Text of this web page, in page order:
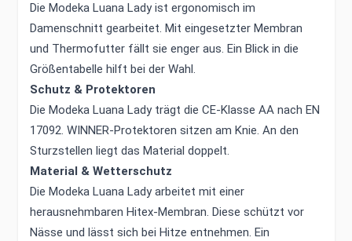
Die Modeka Luana Lady ist ergonomisch im
Damenschnitt gearbeitet. Mit eingesetzter Membran
und Thermofutter fällt sie enger aus. Ein Blick in die
Größentabelle hilft bei der Wahl.
Schutz & Protektoren
Die Modeka Luana Lady trägt die CE-Klasse AA nach EN
17092. WINNER-Protektoren sitzen am Knie. An den
Sturzstellen liegt das Material doppelt.
Material & Wetterschutz
Die Modeka Luana Lady arbeitet mit einer
herausnehmbaren Hitex-Membran. Diese schützt vor
Nässe und lässt sich bei Hitze entnehmen. Ein